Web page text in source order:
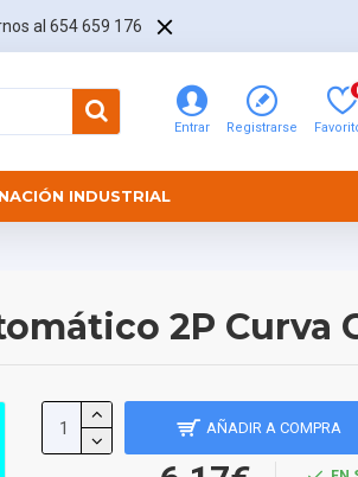
al 654 659 176
Entrar Registrarse
INDUSTRIAL
2P Curva
AÑADIR A COMPRA